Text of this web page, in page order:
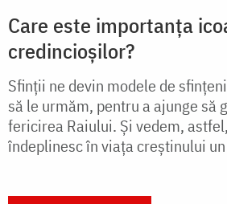
Care este importanța
credincioșilor?
Sfinții ne devin modele de
să le urmăm, pentru a ajunge să
fericirea Raiului. Și vedem,
îndeplinesc în viața creștinului